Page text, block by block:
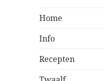
Home
Info
Recepten